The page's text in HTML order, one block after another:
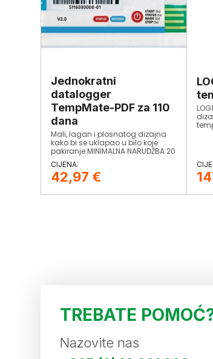
Jednokratni
datalogger
TempMate-PDF za 110
dana
Mali, lagan i plosnatog dizajna
kako bi se uklapao u bilo koje
pakiranje.MINIMALNA NARUDŽBA 20
KOM
42,97 €
TREBATE
Nazovite nas